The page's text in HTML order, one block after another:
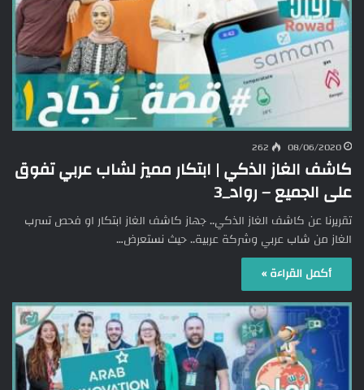
08/06/2020
262
كاشف الغاز الذكي | ابتكار مميز لشاب عربي تفوق
على الجميع – رواد_3
تقريرنا عن كاشف الغاز الذكي.. جهاز كاشف الغاز ابتكار او فحص تسرب
الغاز من شاب عربي وشركة عربية.. حيث نستعرض…
أكمل القراءة »